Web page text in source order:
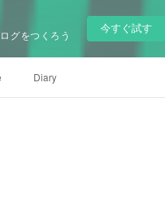
グをつくろう
今すぐ試す
Diary